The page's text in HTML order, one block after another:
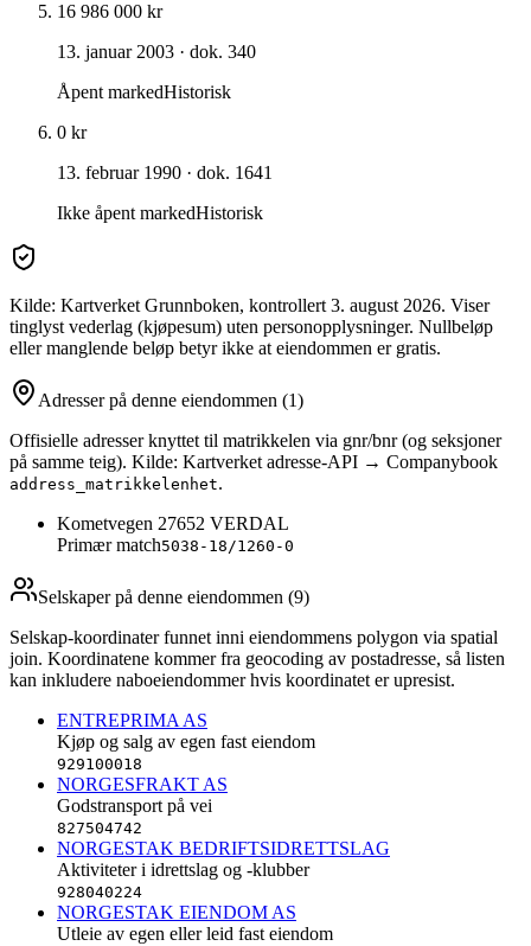
16 986 000 kr
13. januar 2003 · dok. 340
Åpent markedHistorisk
0 kr
13. februar 1990 · dok. 1641
Ikke åpent markedHistorisk
Kilde: Kartverket Grunnboken, kontrollert 3. august 2026. Viser
tinglyst vederlag (kjøpesum) uten personopplysninger. Nullbeløp
eller manglende beløp betyr ikke at eiendommen er gratis.
Adresser på denne eiendommen (1)
Offisielle adresser knyttet til matrikkelen via gnr/bnr (og seksjoner
på samme teig). Kilde: Kartverket adresse-API → Companybook
address_matrikkelenhet.
Kometvegen 27652 VERDAL
Primær match5038-18/1260-0
Selskaper på denne eiendommen (9)
Selskap-koordinater funnet inni eiendommens polygon via spatial
join. Koordinatene kommer fra geocoding av postadresse, så listen
kan inkludere naboeiendommer hvis koordinatet er upresist.
ENTREPRIMA AS
Kjøp og salg av egen fast eiendom
929100018
NORGESFRAKT AS
Godstransport på vei
827504742
NORGESTAK BEDRIFTSIDRETTSLAG
Aktiviteter i idrettslag og -klubber
928040224
NORGESTAK EIENDOM AS
Utleie av egen eller leid fast eiendom